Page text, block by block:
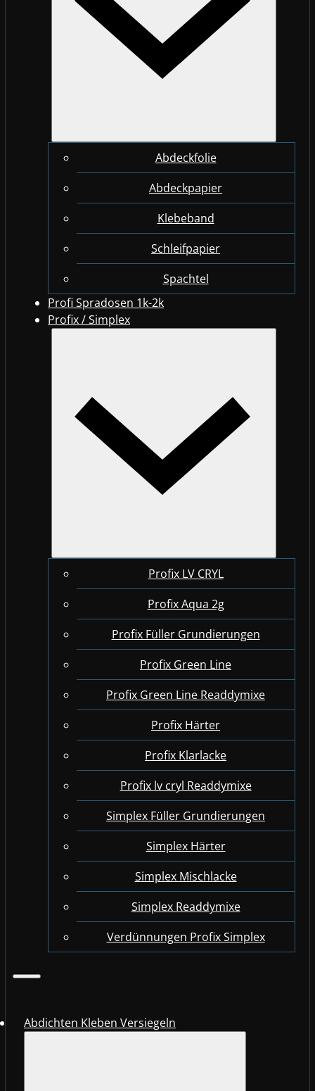
Abdeckfolie
Abdeckpapier
Klebeband
Schleifpapier
Spachtel
Profi Spradosen 1k-2k
Profix / Simplex
Profix LV CRYL
Profix Aqua 2g
Profix Füller Grundierungen
Profix Green Line
Profix Green Line Readdymixe
Profix Härter
Profix Klarlacke
Profix lv cryl Readdymixe
Simplex Füller Grundierungen
Simplex Härter
Simplex Mischlacke
Simplex Readdymixe
Verdünnungen Profix Simplex
Abdichten Kleben Versiegeln